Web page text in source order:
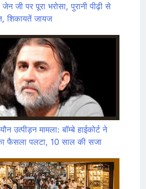
जी पर पूरा भरोसा, पुरानी पीढ़ी से
शिकायतें जायज
उत्पीड़न मामला: बॉम्बे हाईकोर्ट ने
फैसला पलटा, 10 साल की सजा